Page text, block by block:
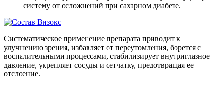
систему от осложнений при сахарном диабете.
Систематическое применение препарата приводит к
улучшению зрения, избавляет от переутомления, борется с
воспалительными процессами, стабилизирует внутриглазное
давление, укрепляет сосуды и сетчатку, предотвращая ее
отслоение.